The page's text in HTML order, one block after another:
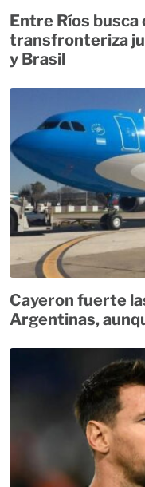
Entre Ríos
transfronteriza
y Brasil
Cayeron fuerte
Argentinas,